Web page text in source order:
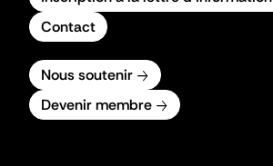
Contact
Nous soutenir
Devenir membre